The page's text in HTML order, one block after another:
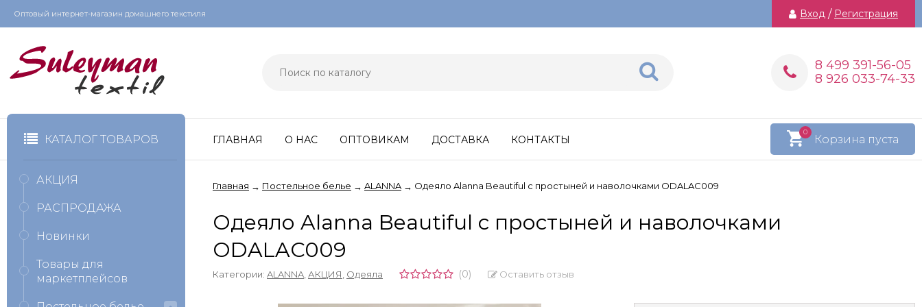
Оптовый интернет-магазин домашнего текстиля Вход / Регистрация
8 499 391-56-05
8 926 033-74-33
КАТАЛОГ ТОВАРОВ Корзина пуста
0
ГЛАВНАЯ О НАС ОПТОВИКАМ ДОСТАВКА КОНТАКТЫ
Главная → Постельное белье → ALANNA → Одеяло Alanna Beautiful с простыней и наволочками ODALAC009
Одеяло Alanna Beautiful с простыней и наволочками
ODALAC009
Категории: ALANNA АКЦИЯ Одеяла (0) Оставить отзыв
АКЦИЯ
РАСПРОДАЖА
Новинки
Товары для
маркетплейсов